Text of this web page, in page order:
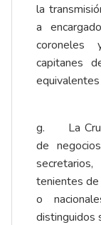
la
a
coroneles
capitanes
g. La Cruz
de negocios
tenientes de
o
distinguidos